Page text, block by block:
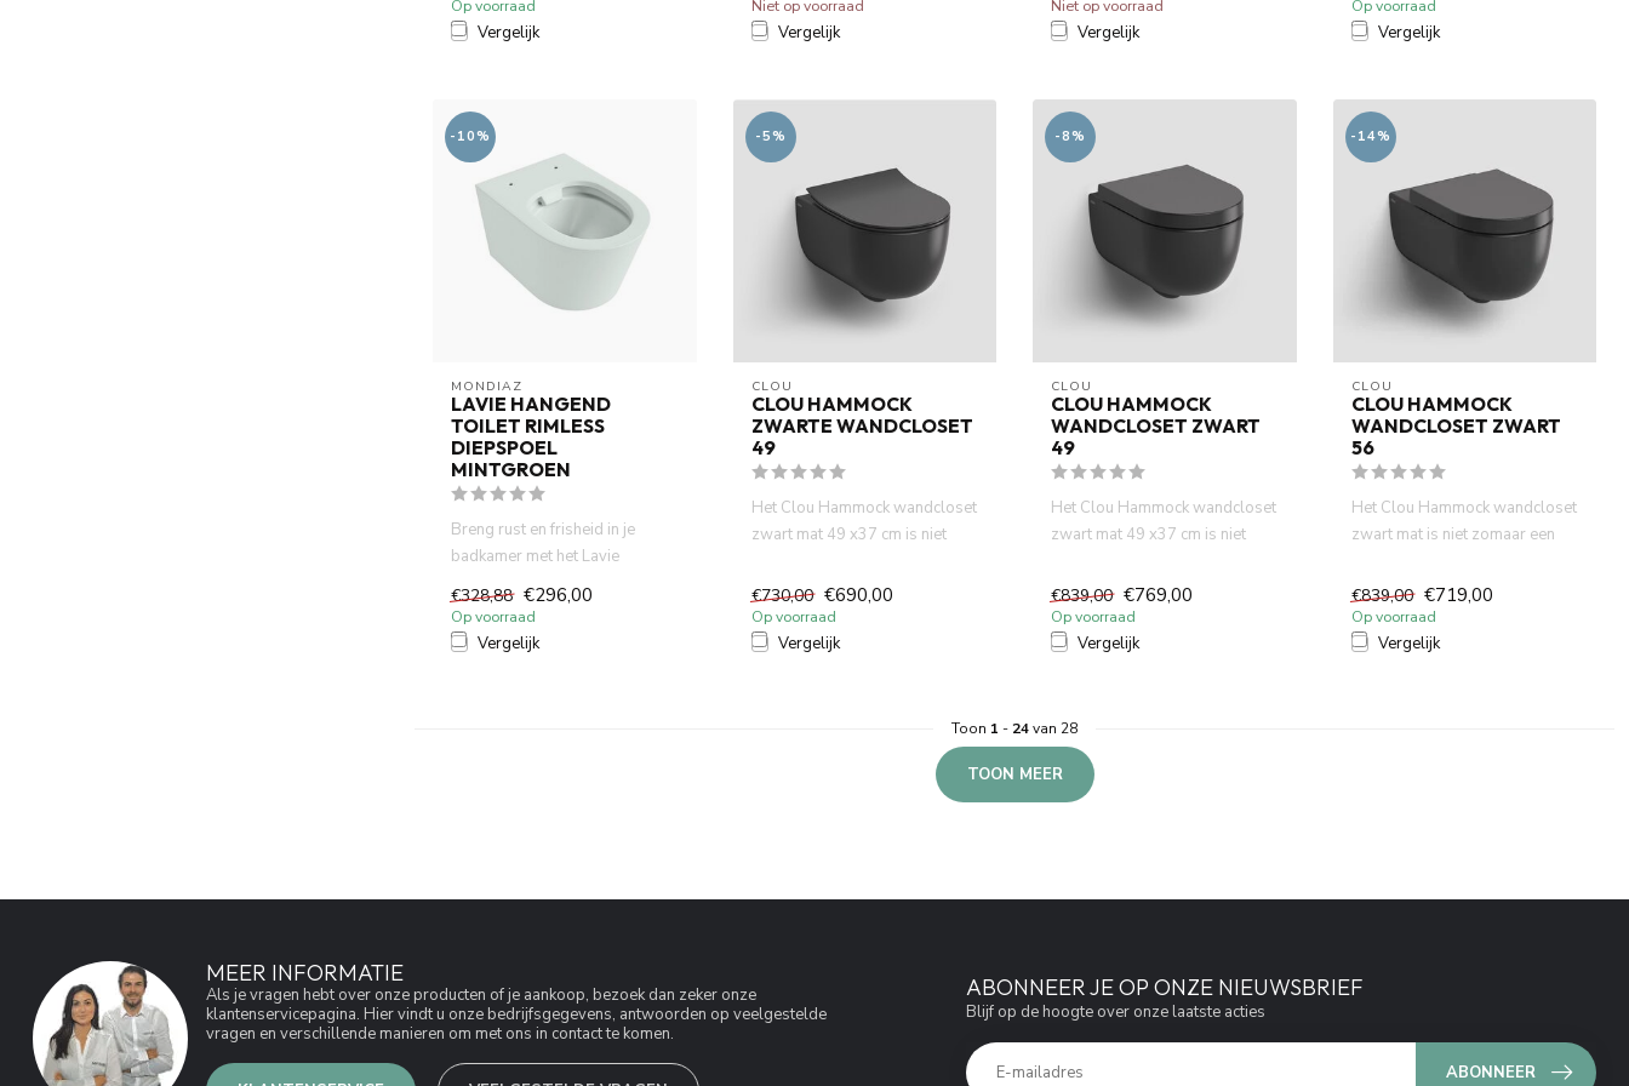
Op voorraad
Vergelijk
Niet op voorraad
Vergelijk
Niet op voorraad
Vergelijk
Op voorraad
Vergelijk
-10%
MONDIAZ
LAVIE HANGEND
TOILET RIMLESS
DIEPSPOEL
MINTGROEN
Breng rust en frisheid in je
badkamer met het Lavie
wandcloset in mintgroen; ee...
€328,88 €296,00
Op voorraad
Vergelijk
-5%
CLOU
CLOU HAMMOCK
ZWARTE WANDCLOSET
49
Het Clou Hammock wandcloset
zwart mat 49 x37 cm is niet
€730,00 €690,00
Op voorraad
Vergelijk
-8%
CLOU
CLOU HAMMOCK
WANDCLOSET ZWART
49
Het Clou Hammock wandcloset
zwart mat 49 x37 cm is niet
€839,00 €769,00
Op voorraad
Vergelijk
-14%
CLOU
CLOU HAMMOCK
WANDCLOSET ZWART
56
Het Clou Hammock wandcloset
zwart mat is niet zomaar een
€839,00 €719,00
Op voorraad
Vergelijk
Toon 1 - 24van 28
TOON MEER
MEER INFORMATIE
Als je vragen hebt over onze producten of je aankoop, bezoek dan zeker onze
klantenservicepagina. Hier vindt u onze bedrijfsgegevens, antwoorden op veelgestelde
vragen en verschillende manieren om met ons in contact te komen.
ABONNEER JE OP ONZE NIEUWSBRIEF
Blijf op de hoogte over onze laatste acties
ABONNEER